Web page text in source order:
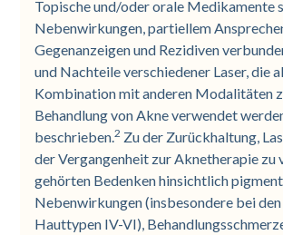
Topische und/oder orale Medikamente
Nebenwirkungen, partiellem
Gegenanzeigen und Rezidiven
und Nachteile verschiedener Laser, die
Kombination mit anderen Modalitäten
Behandlung von Akne verwendet
beschrieben.2 Zu der Zurückhaltung,
der Vergangenheit zur Aknetherapie zu
gehörten Bedenken hinsichtlich
Nebenwirkungen (insbesondere bei
Hauttypen IV-VI),